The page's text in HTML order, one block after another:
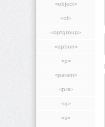
<object>
<ol>
<optgroup>
<option>
<p>
<param>
<pre>
<q>
<s>